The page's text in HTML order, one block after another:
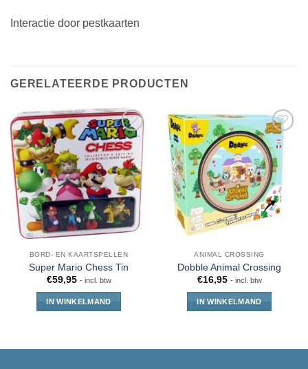
Interactie door pestkaarten
GERELATEERDE PRODUCTEN
BORD- EN KAARTSPELLEN
Super Mario Chess Tin
€59,95 - incl. btw
IN WINKELMAND
ANIMAL CROSSING
Dobble Animal Crossing
€16,95 - incl. btw
IN WINKELMAND